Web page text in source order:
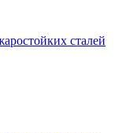
сталей